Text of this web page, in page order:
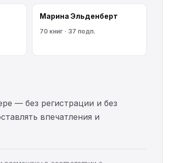
Марина Эльденберт
70 книг · 37 подп.
— без регистрации и без
впечатления и